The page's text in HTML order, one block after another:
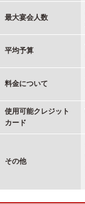
最大宴会人数
平均予算
料金について
使用可能クレジット
カード
その他